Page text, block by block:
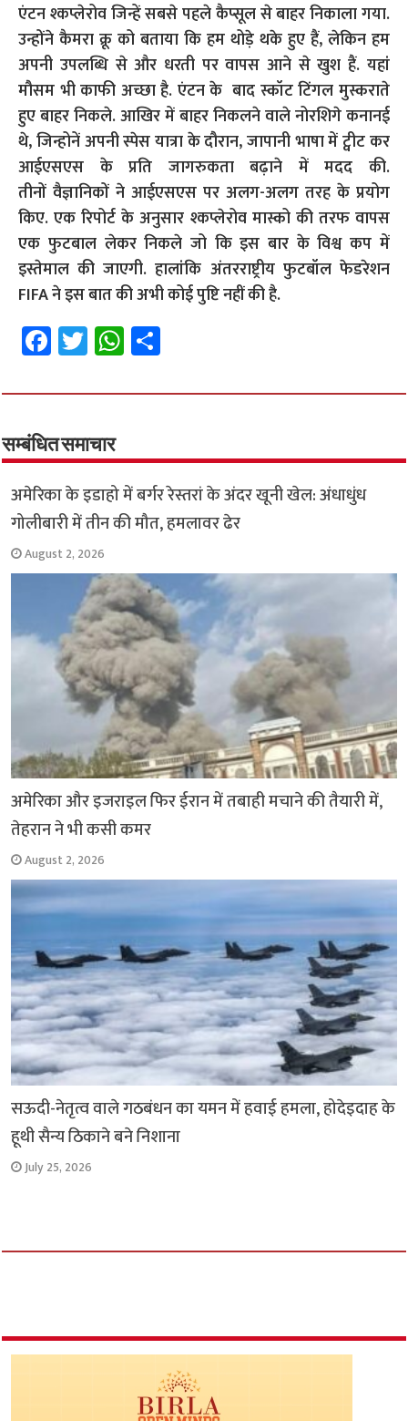
एंटन श्कप्लेरोव जिन्हें सबसे पहले कैप्सूल से बाहर निकाला गया.
उन्होंने कैमरा क्रू को बताया कि हम थोड़े थके हुए हैं, लेकिन हम
अपनी उपलब्धि से और धरती पर वापस आने से खुश हैं. यहां
मौसम भी काफी अच्छा है. एंटन के बाद स्कॉट टिंगल मुस्कराते
हुए बाहर निकले. आखिर में बाहर निकलने वाले नोरशिगे कनानई
थे, जिन्होनें अपनी स्पेस यात्रा के दौरान, जापानी भाषा में ट्वीट कर
आईएसएस के प्रति जागरुकता बढ़ाने में मदद की.
तीनों वैज्ञानिकों ने आईएसएस पर अलग-अलग तरह के प्रयोग
किए.एक रिपोर्ट के अनुसार श्कप्लेरोव मास्को की तरफ वापस
एक फुटबाल लेकर निकले जो कि इस बार के विश्व कप में
इस्तेमाल की जाएगी. हालांकि अंतरराष्ट्रीय फुटबॉल फेडरेशन
FIFA ने इस बात की अभी कोई पुष्टि नहीं की है.
Fa
ce
b
o
o
k
T
wi
tt
er
W
h
at
p
p
ar
सम्बंधित समाचार
अमेरिका के इडाहो में बर्गर रेस्तरां के अंदर खूनी खेल: अंधाधुंध
गोलीबारी में तीन की मौत, हमलावर ढेर
August 2, 2026
अमेरिका और इजराइल फिर ईरान में तबाही मचाने की तैयारी में,
तेहरान ने भी कसी कमर
August 2, 2026
सऊदी-नेतृत्व वाले गठबंधन का यमन में हवाई हमला, होदेइदाह के
हूथी सैन्य ठिकाने बने निशाना
July 25, 2026